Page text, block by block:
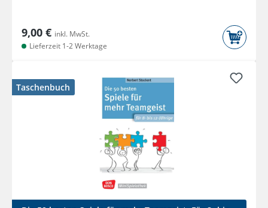
9,00 € inkl. MwSt.
Lieferzeit 1-2 Werktage
Taschenbuch